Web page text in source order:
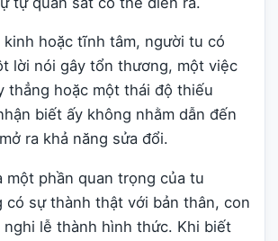
hoặc tĩnh tâm, người tu có
lời nói gây tổn thương, một việc
thẳng hoặc một thái độ thiếu
biết ấy không nhằm dẫn đến
ra khả năng sửa đổi.
một phần quan trọng của tu
có sự thành thật với bản thân, con
nghi lễ thành hình thức. Khi biết